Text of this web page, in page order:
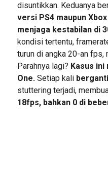
disuntikkan. Keduanya
versi PS4 maupun
menjaga kestabilan di
kondisi tertentu,
turun di angka 20-an fps,
Parahnya lagi? Kasus ini
One.Setiap kali
stuttering terjadi,
18fps, bahkan 0 di